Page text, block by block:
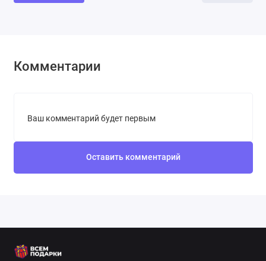
Комментарии
Ваш комментарий будет первым
Оставить комментарий